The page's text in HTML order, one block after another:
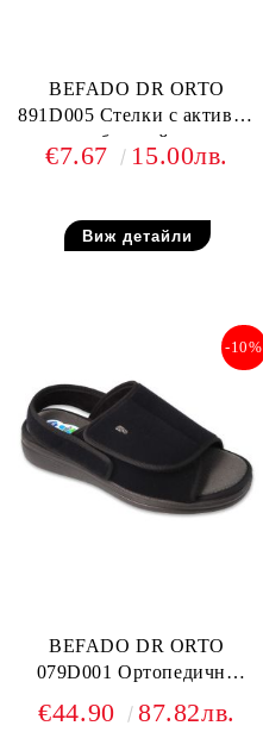
BEFADO DR ORTO
891D005 Стелки с активни
сребърни йони
€7.67 15.00лв.
Виж детайли
BEFADO DR ORTO
079D001 Ортопедични
крак, Черни
-10%
€44.90 87.82лв.